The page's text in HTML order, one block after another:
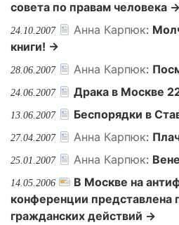
совета по правам человека →
24.10.2007 Анна Карпюк:
книги! →
28.06.2007 Анна Карпюк:
24.06.2007 Драка в Москве
13.06.2007 Беспорядки в
27.04.2007 Анна Карпюк:
25.01.2007 Анна Карпюк:
14.05.2006
В Москве на
конференции представлена
гражданских действий →